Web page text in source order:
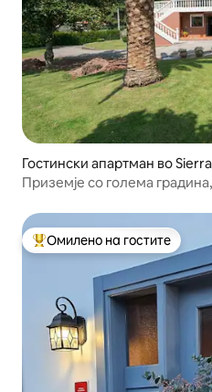
Гостински апартман во
Приземје со голема
Меѓу најуспешните
Омилено на гостите